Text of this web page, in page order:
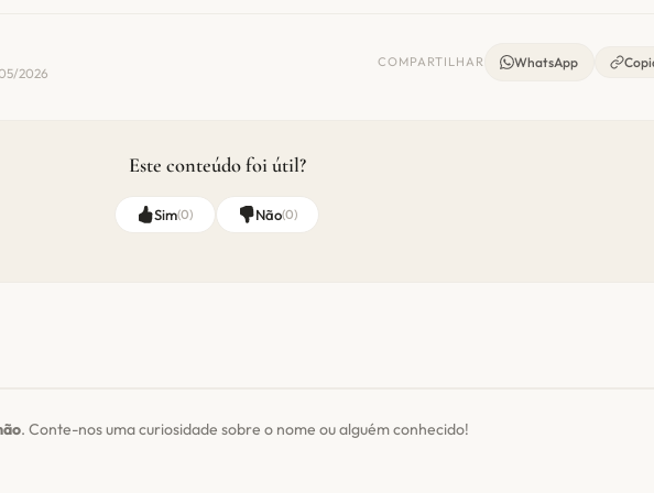
2026
COMPARTILHAR WhatsApp
Este conteúdo foi útil?
Sim(0) Não(0)
. Conte-nos uma curiosidade sobre o nome ou alguém conhecido!